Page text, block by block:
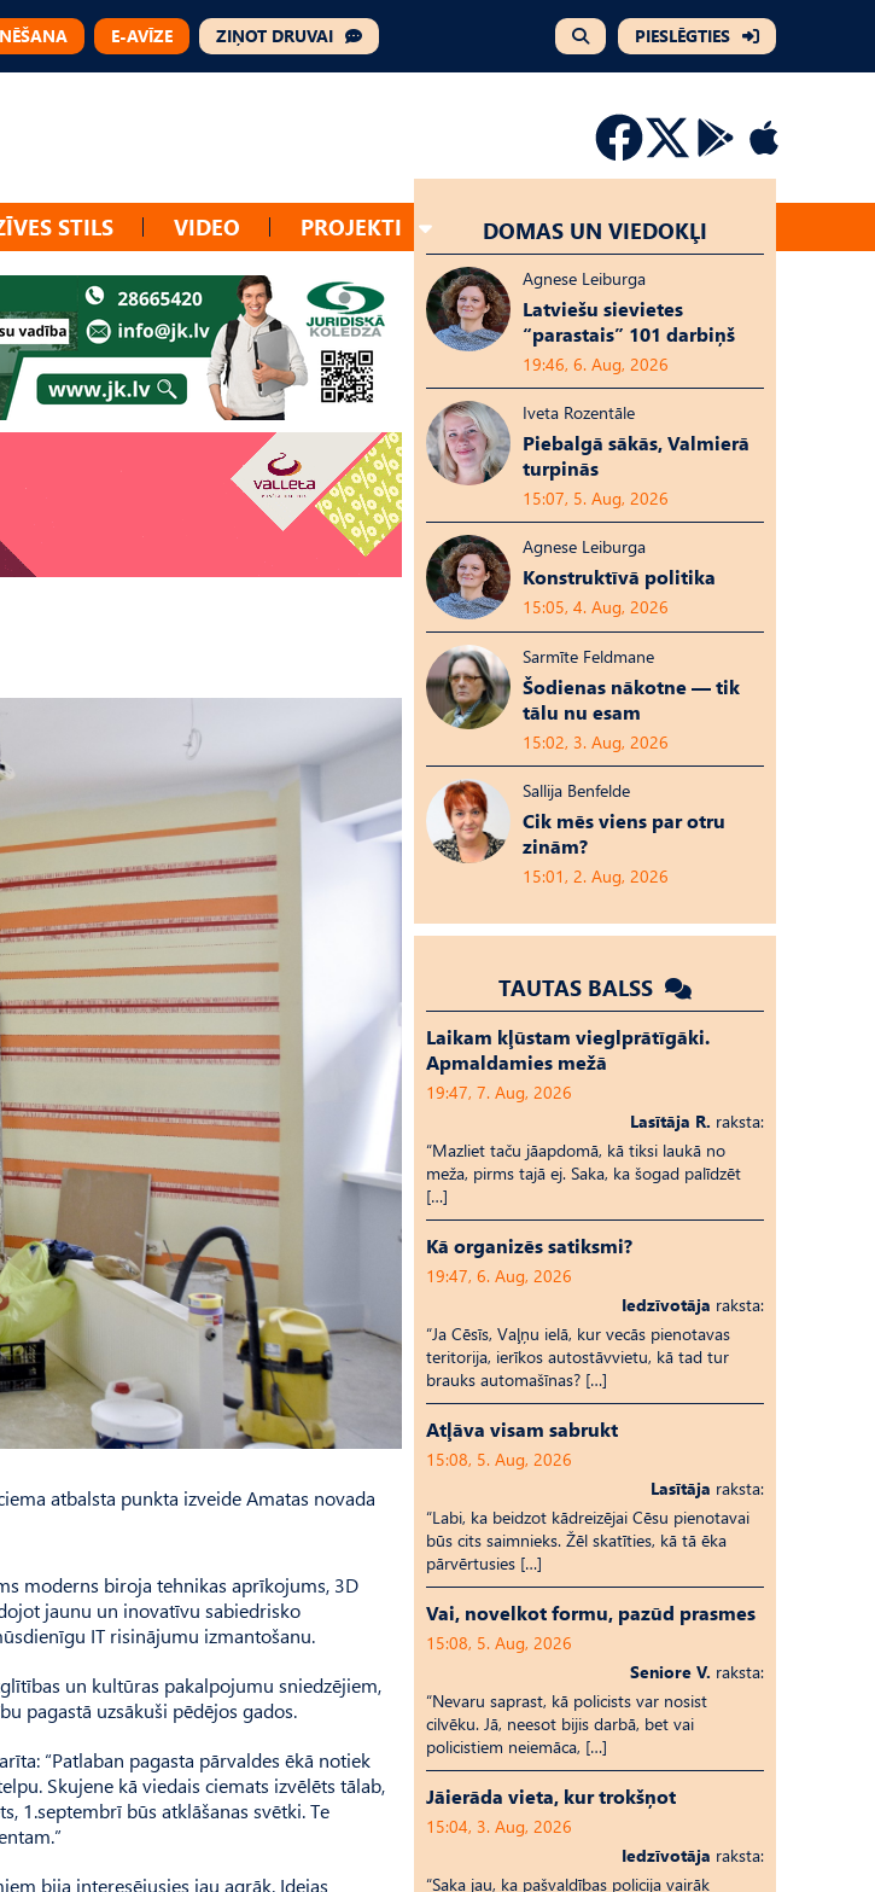
E-AVĪZE ZIŅOT DRUVAI PIESLĒGTIES
STILS VIDEO PROJEKTI
atbalsta punkta izveide Amatas novada
moderns biroja tehnikas aprīkojums, 3D
jaunu un inovatīvu sabiedrisko
IT risinājumu izmantošanu.
un kultūras pakalpojumu sniedzējiem,
pagastā uzsākuši pēdējos gados.
“Patla­ban pagasta pārvaldes ēkā notiek
Skujene kā viedais ciemats izvēlēts tālab,
1.septembrī būs atklāšanas svētki. Te
bija interesējusies jau agrāk. Idejas
DOMAS UN VIEDOKĻI
Agnese Leiburga
Latviešu sievietes
“parastais” 101 darbiņš
19:46, 6. Aug, 2026
Iveta Rozentāle
Piebalgā sākās, Valmierā
turpinās
15:07, 5. Aug, 2026
Agnese Leiburga
Konstruktīvā politika
15:05, 4. Aug, 2026
Sarmīte Feldmane
Šodienas nākotne — tik
tālu nu esam
15:02, 3. Aug, 2026
Sallija Benfelde
Cik mēs viens par otru
zinām?
15:01, 2. Aug, 2026
TAUTAS BALSS
Laikam kļūstam vieglprātīgāki.
Apmaldamies mežā
19:47, 7. Aug, 2026
Lasītāja R. raksta:
“Mazliet taču jāapdomā, kā tiksi laukā no
meža, pirms tajā ej. Saka, ka šogad palīdzēt
[…]
Kā organizēs satiksmi?
19:47, 6. Aug, 2026
Iedzīvotāja raksta:
“Ja Cēsīs, Vaļņu ielā, kur vecās pienotavas
teritorija, ierīkos autostāvvietu, kā tad tur
brauks automašīnas? […]
Atļāva visam sabrukt
15:08, 5. Aug, 2026
Lasītāja raksta:
“Labi, ka beidzot kādreizējai Cēsu pienotavai
būs cits saimnieks. Žēl skatīties, kā tā ēka
pārvērtusies […]
Vai, novelkot formu, pazūd prasmes
15:08, 5. Aug, 2026
Seniore V. raksta:
“Nevaru saprast, kā policists var nosist
cilvēku. Jā, neesot bijis darbā, bet vai
policistiem neiemāca, […]
Jāierāda vieta, kur trokšņot
15:04, 3. Aug, 2026
Iedzīvotāja raksta:
“Saka jau, ka pašvaldības policija vairāk